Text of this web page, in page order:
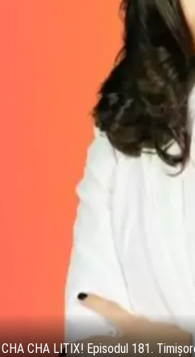
CHA CHA LITIX! Episodul 181.